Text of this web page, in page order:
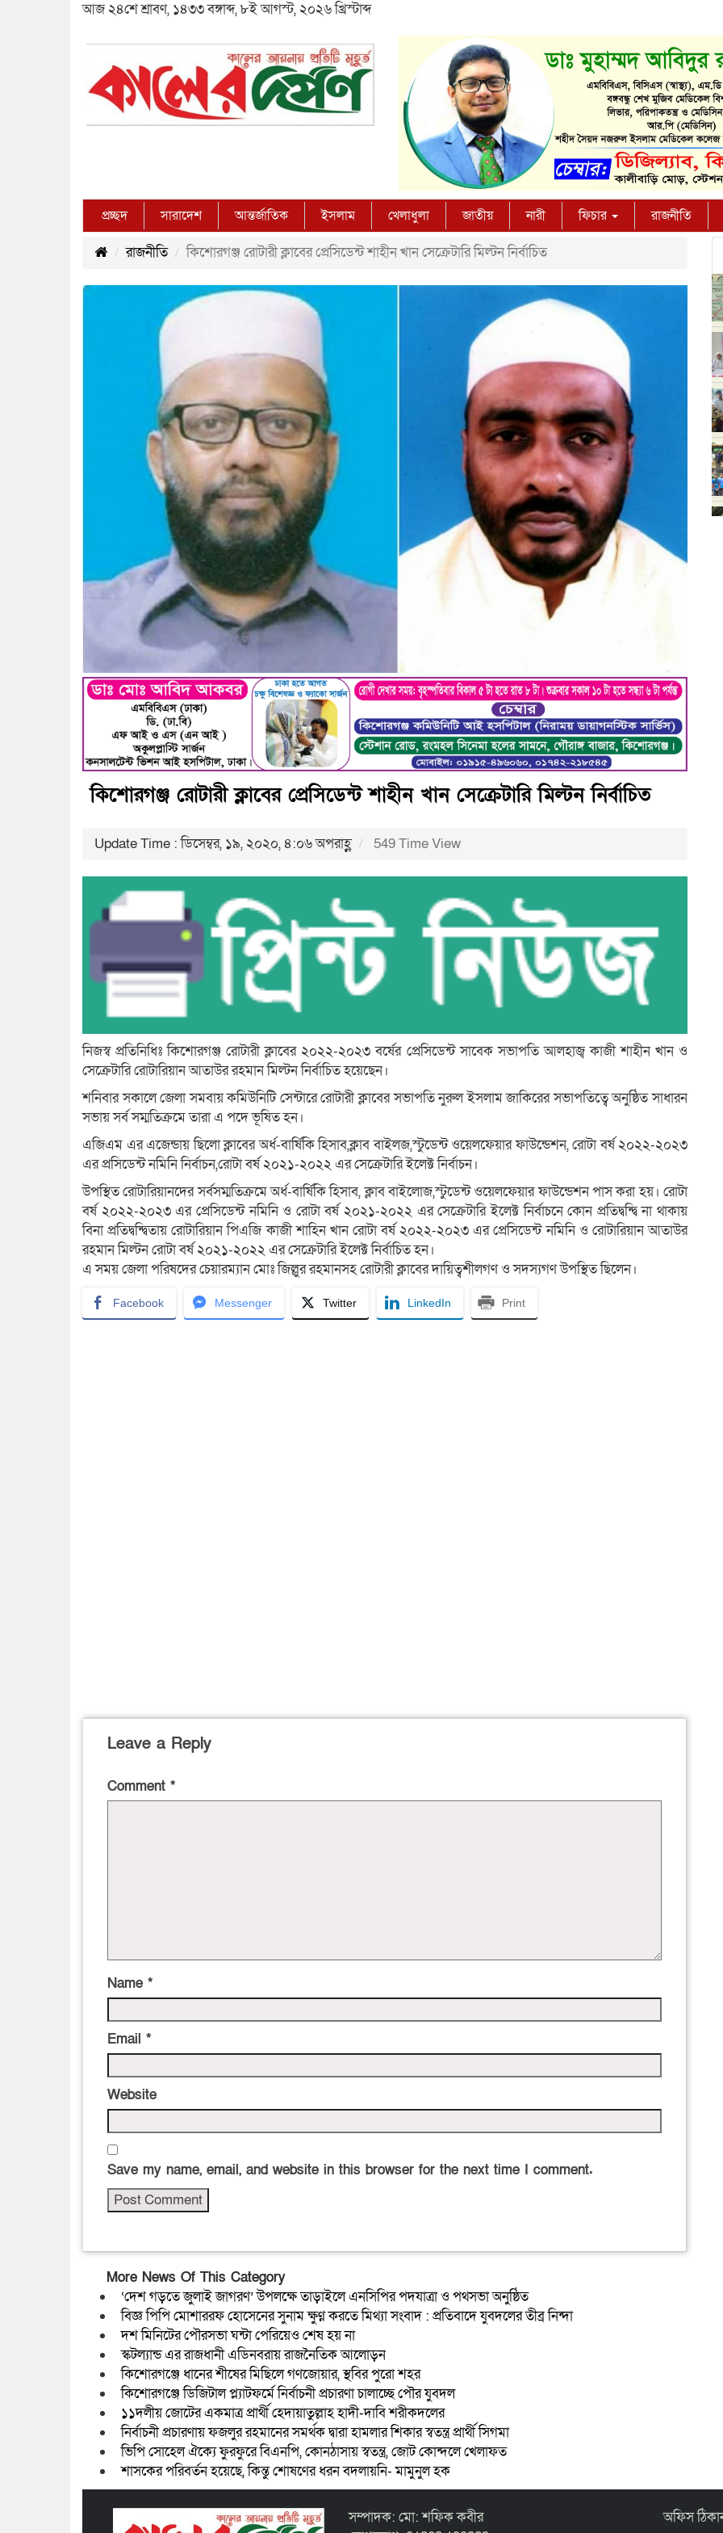
আজ ২৪শে শ্রাবণ, ১৪৩৩ বঙ্গাব্দ, ৮ই আগস্ট, ২০২৬ খ্রিস্টাব্দ
প্রচ্ছদ সারাদেশ আন্তর্জাতিক ইসলাম খেলাধুলা জাতীয় নারী ফিচার রাজনীতি
রাজনীতি কিশোরগঞ্জ রোটারী ক্লাবের প্রেসিডেন্ট শাহীন খান সেক্রেটারি মিল্টন নির্বাচিত
কিশোরগঞ্জ রোটারী ক্লাবের প্রেসিডেন্ট শাহীন খান সেক্রেটারি মিল্টন নির্বাচিত
Update Time : ডিসেম্বর, ১৯, ২০২০, ৪:০৬ অপরাহ্ণ 549 Time View
নিজস্ব প্রতিনিধিঃ কিশোরগঞ্জ রোটারী ক্লাবের ২০২২-২০২৩ বর্ষের প্রেসিডেন্ট সাবেক সভাপতি আলহাজ্ব কাজী শাহীন খান ও
সেক্রেটারি রোটারিয়ান আতাউর রহমান মিল্টন নির্বাচিত হয়েছেন।
শনিবার সকালে জেলা সমবায় কমিউনিটি সেন্টারে রোটারী ক্লাবের সভাপতি নুরুল ইসলাম জাকিরের সভাপতিত্বে অনুষ্ঠিত সাধারন
সভায় সর্ব সম্মতিক্রমে তারা এ পদে ভূষিত হন।
এজিএম এর এজেন্ডায় ছিলো ক্লাবের অর্ধ-বার্ষিকি হিসাব,ক্লাব বাইলজ,স্টুডেন্ট ওয়েলফেয়ার ফাউন্ডেশন, রোটা বর্ষ ২০২২-২০২৩
এর প্রসিডেন্ট নমিনি নির্বাচন,রোটা বর্ষ ২০২১-২০২২ এর সেক্রেটারি ইলেক্ট নির্বাচন।
উপস্থিত রোটারিয়ানদের সর্বসম্মতিক্রমে অর্ধ-বার্ষিকি হিসাব, ক্লাব বাইলোজ,স্টুডেন্ট ওয়েলফেয়ার ফাউন্ডেশন পাস করা হয়। রোটা
বর্ষ ২০২২-২০২৩ এর প্রেসিডেন্ট নমিনি ও রোটা বর্ষ ২০২১-২০২২ এর সেক্রেটারি ইলেক্ট নির্বাচনে কোন প্রতিদ্বন্দ্বি না থাকায়
বিনা প্রতিদ্বন্দ্বিতায় রোটারিয়ান পিএজি কাজী শাহিন খান রোটা বর্ষ ২০২২-২০২৩ এর প্রেসিডেন্ট নমিনি ও রোটারিয়ান আতাউর
রহমান মিল্টন রোটা বর্ষ ২০২১-২০২২ এর সেক্রেটারি ইলেক্ট নির্বাচিত হন।
এ সময় জেলা পরিষদের চেয়ারম্যান মোঃ জিল্লুর রহমানসহ রোটারী ক্লাবের দায়িত্বশীলগণ ও সদস্যগণ উপস্থিত ছিলেন।
Facebook Messenger Twitter LinkedIn Print
Leave a Reply
Comment *
Name *
Email *
Website
Save my name, email, and website in this browser for the next time I comment.
More News Of This Category
‘দেশ গড়তে জুলাই জাগরণ’ উপলক্ষে তাড়াইলে এনসিপির পদযাত্রা ও পথসভা অনুষ্ঠিত
বিজ্ঞ পিপি মোশাররফ হোসেনের সুনাম ক্ষুণ্ন করতে মিথ্যা সংবাদ : প্রতিবাদে যুবদলের তীব্র নিন্দা
দশ মিনিটের পৌরসভা ঘন্টা পেরিয়েও শেষ হয় না
স্কটল্যান্ড এর রাজধানী এডিনবরায় রাজনৈতিক আলোড়ন
কিশোরগঞ্জে ধানের শীষের মিছিলে গণজোয়ার, স্থবির পুরো শহর
কিশোরগঞ্জে ডিজিটাল প্ল্যাটফর্মে নির্বাচনী প্রচারণা চালাচ্ছে পৌর যুবদল
১১দলীয় জোটের একমাত্র প্রার্থী হেদায়াতুল্লাহ হাদী-দাবি শরীকদলের
নির্বাচনী প্রচারণায় ফজলুর রহমানের সমর্থক দ্বারা হামলার শিকার স্বতন্ত্র প্রার্থী সিগমা
ভিপি সোহেল ঐক্যে ফুরফুরে বিএনপি, কোনঠাসায় স্বতন্ত্র, জোট কোন্দলে খেলাফত
শাসকের পরিবর্তন হয়েছে, কিন্তু শোষণের ধরন বদলায়নি- মামুনুল হক
সম্পাদক: মো: শফিক কবীর
অফিস